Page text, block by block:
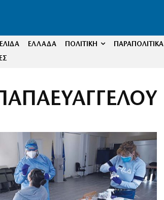
ΕΛΛΑΔΑ ΠΟΛΙΤΙΚΗ ΠΑΡΑΠΟΛΙΤΙΚΑ